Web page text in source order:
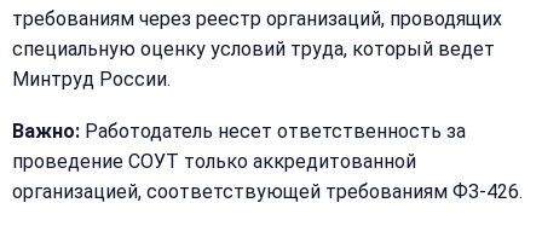
требованиям через реестр организаций, проводящих
специальную оценку условий труда, который ведет
Минтруд России.
Важно: Работодатель несет ответственность за
проведение СОУТ только аккредитованной
организацией, соответствующей требованиям ФЗ-426.
Email:
Сообщение:
телефон
перезвоним
и
стоимость
Имя: